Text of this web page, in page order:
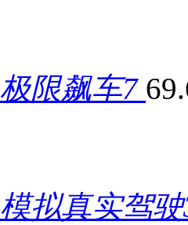
极限飙车7
模拟真实驾